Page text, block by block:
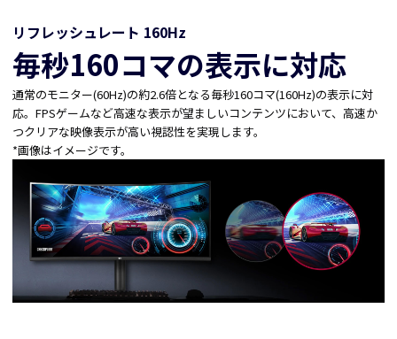
リフレッシュレート 160Hz
毎秒160コマの表示に対応
通常のモニター(60Hz)の約2.6倍となる毎秒160コマ(160Hz)の表示に対
応。FPSゲームなど高速な表示が望ましいコンテンツにおいて、高速か
つクリアな映像表示が高い視認性を実現します。
*画像はイメージです。